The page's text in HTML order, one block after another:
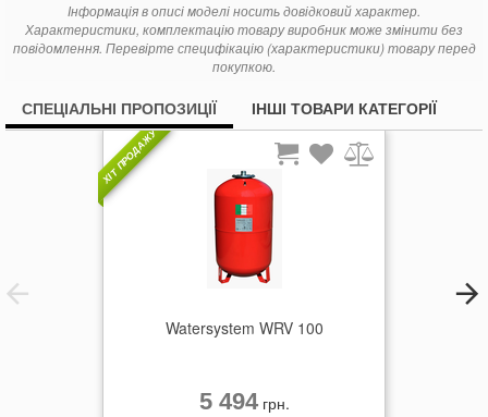
Інформація в описі моделі носить довідковий характер.
Характеристики, комплектацію товару виробник може змінити без
повідомлення. Перевірте специфікацію (характеристики) товару перед
покупкою.
СПЕЦІАЛЬНІ ПРОПОЗИЦІЇ ІНШІ ТОВАРИ КАТЕГОРІЇ
ХІТ ПРОДАЖУ
Watersystem WRV 100
5 494грн.